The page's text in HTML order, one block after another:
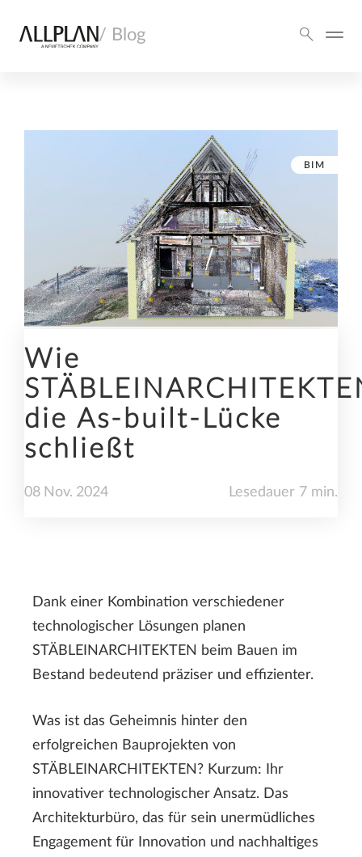
/ Blog
BIM
Wie
die As-built-Lücke
schließt
08 Nov. 2024 Lesedauer 7 min.
Dank einer Kombination verschiedener
technologischer Lösungen planen
STÄBLEINARCHITEKTEN beim Bauen im
Bestand bedeutend präziser und effizienter.
Was ist das Geheimnis hinter den
erfolgreichen Bauprojekten von
STÄBLEINARCHITEKTEN? Kurzum: Ihr
innovativer technologischer Ansatz. Das
Architekturbüro, das für sein unermüdliches
Engagement für Innovation und nachhaltiges